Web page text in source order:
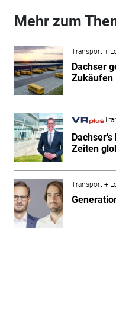
Mehr zum
Transport +
Dachser
Zukäufen
Zeiten
Transport +